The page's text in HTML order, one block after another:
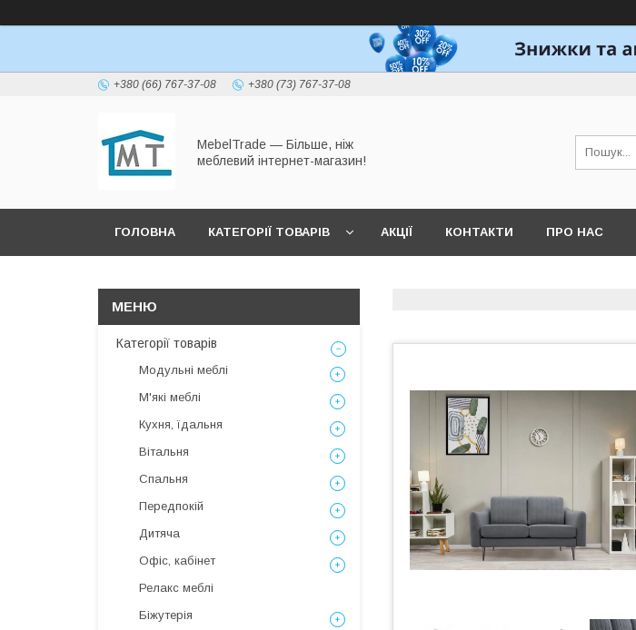
+380 (66) 767-37-08 +380 (73) 767-37-08
MebelTrade — Більше, ніж
меблевий інтернет-магазин!
ГОЛОВНА КАТЕГОРІЇ ТОВАРІВ АКЦІЇ КОНТАКТИ ПРО НАС
Категорії товарів
Модульні меблі
М'які меблі
Кухня, їдальня
Вітальня
Спальня
Передпокій
Дитяча
Офіс, кабінет
Релакс меблі
Біжутерія